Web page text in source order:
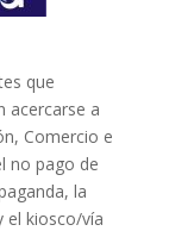
que
acercarse a
Comercio e
no pago de
la
el kiosco/vía